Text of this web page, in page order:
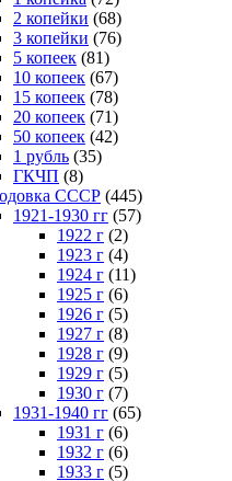
2 копейки (68)
3 копейки (76)
5 копеек (81)
10 копеек (67)
15 копеек (78)
20 копеек (71)
50 копеек (42)
1 рубль (35)
ГКЧП (8)
СССР (445)
1921-1930 гг (57)
1922 г (2)
1923 г (4)
1924 г (11)
1925 г (6)
1926 г (5)
1927 г (8)
1928 г (9)
1929 г (5)
1930 г (7)
1931-1940 гг (65)
1931 г (6)
1932 г (6)
1933 г (5)